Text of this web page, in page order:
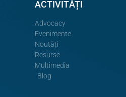
ACTIVITĂȚI
Advocacy
Evenimente
Noutăți
Resurse
Multimedia
Blog